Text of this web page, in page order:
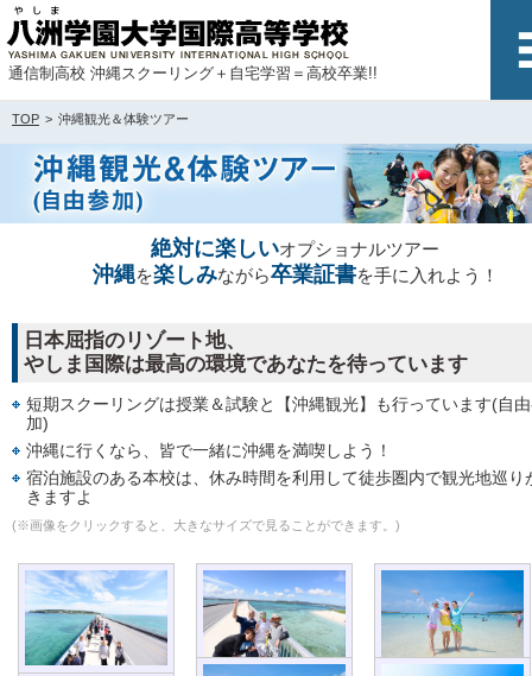
通信制高校 沖縄スクーリング＋自宅学習＝高校卒業!!
TOP 沖縄観光＆体験ツアー
絶対に楽しいオプショナルツアー
沖縄を楽しみながら卒業証書を手に入れよう！
日本屈指のリゾート地、
やしま国際は最高の環境であなたを待っています
短期スクーリングは授業＆試験と【沖縄観光】も行っています(自
加)
沖縄に行くなら、皆で一緒に沖縄を満喫しよう！
宿泊施設のある本校は、休み時間を利用して徒歩圏内で観光地巡り
きますよ
(※画像をクリックすると、大きなサイズで見ることができます。)